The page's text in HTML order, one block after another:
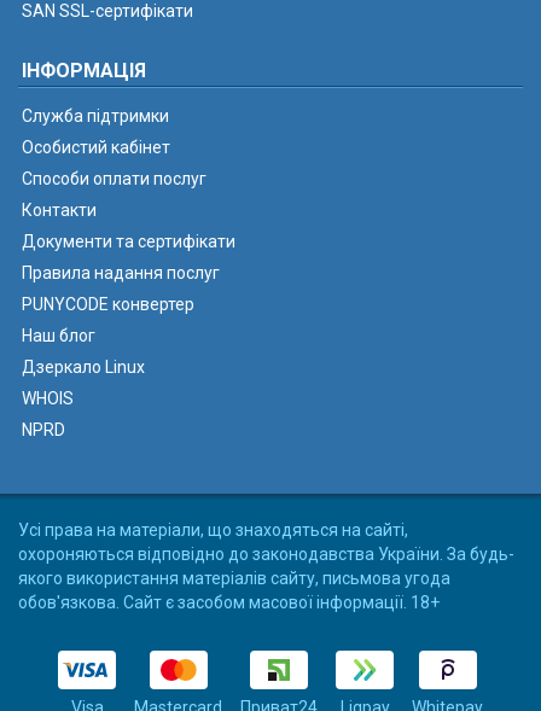
SAN SSL-сертифікати
ІНФОРМАЦІЯ
Служба підтримки
Особистий кабінет
Способи оплати послуг
Контакти
Документи та сертифікати
Правила надання послуг
PUNYCODE конвертер
Наш блог
Дзеркало Linux
WHOIS
NPRD
Усі права на матеріали, що знаходяться на сайті,
охороняються відповідно до законодавства України. За будь-
якого використання матеріалів сайту, письмова угода
обов'язкова. Сайт є засобом масової інформації. 18+